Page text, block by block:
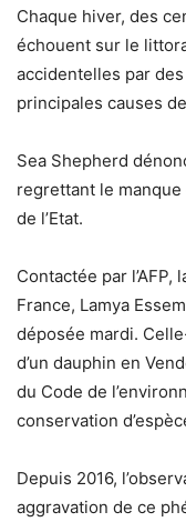
Chaque hiver, des
échouent sur le
accidentelles par
principales causes
Sea Shepherd
regrettant le
de l’Etat.
Contactée par
France, Lamya
déposée mardi.
d’un dauphin en
du Code de
conservation
Depuis 2016,
aggravation de ce